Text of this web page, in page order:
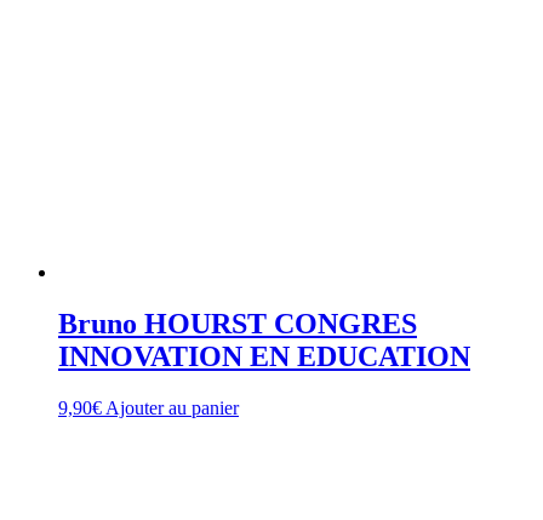
Bruno HOURST CONGRES
INNOVATION EN EDUCATION
9,90€ Ajouter au panier